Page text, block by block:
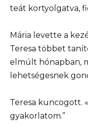
teát kortyolgatva,
Mária levette a
Teresa többet
elmúlt hónapban,
lehetségesnek
Teresa kuncogott.
gyakorlatom.”